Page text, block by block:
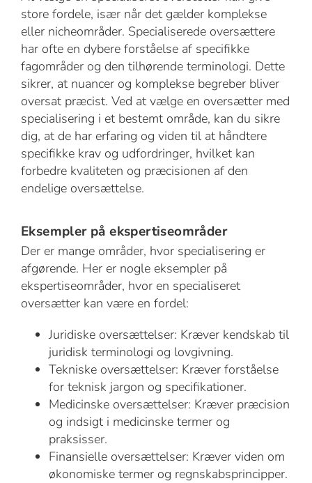
store fordele, især når det gælder komplekse
eller nicheområder. Specialiserede oversættere
har ofte en dybere forståelse af specifikke
fagområder og den tilhørende terminologi. Dette
sikrer, at nuancer og komplekse begreber bliver
oversat præcist. Ved at vælge en oversætter med
specialisering i et bestemt område, kan du sikre
dig, at de har erfaring og viden til at håndtere
specifikke krav og udfordringer, hvilket kan
forbedre kvaliteten og præcisionen af den
endelige oversættelse.
Eksempler på ekspertiseområder
Der er mange områder, hvor specialisering er
afgørende. Her er nogle eksempler på
ekspertiseområder, hvor en specialiseret
oversætter kan være en fordel:
Juridiske oversættelser: Kræver kendskab til
juridisk terminologi og lovgivning.
Tekniske oversættelser: Kræver forståelse
for teknisk jargon og specifikationer.
Medicinske oversættelser: Kræver præcision
og indsigt i medicinske termer og
praksisser.
Finansielle oversættelser: Kræver viden om
økonomiske termer og regnskabsprincipper.